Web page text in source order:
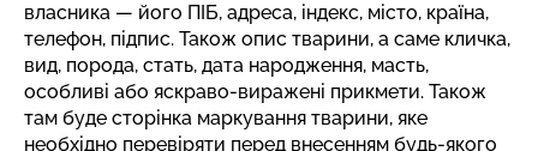
власника — його ПІБ, адреса, індекс, місто, країна,
телефон, підпис. Також опис тварини, а саме кличка,
вид, порода, стать, дата народження, масть,
особливі або яскраво-виражені прикмети. Також
там буде сторінка маркування тварини, яке
необхідно перевіряти перед внесенням будь-якого